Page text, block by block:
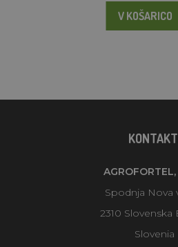
V KOŠARICO
AGROFORTEL,
Spodnja Nova
2310 Slovenska
Slovenia